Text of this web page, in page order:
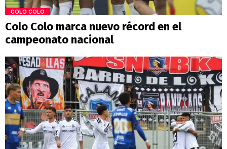
COLO COLO
Colo Colo marca nuevo récord en el
campeonato nacional